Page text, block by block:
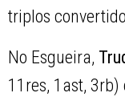
triplos
No Esgueira,
11res, 1ast,